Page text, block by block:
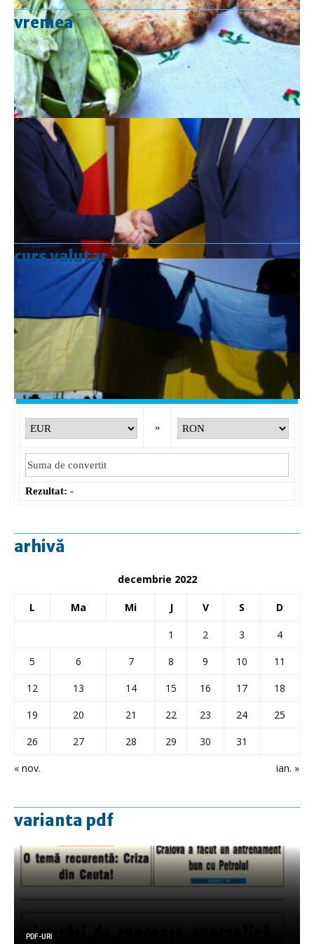
vremea
curs valutar
Curs valutar: 07 Aug 2026
EUR: 5,2554 RON
+0,0041 ▲
USD: 4,5584 RON
+0,0077 ▲
CHF
: 5,6244 RON
+0,0023 ▲
GBP
+0,0041 ▲
Convertor valutar
»
Rezultat: -
arhivă
decembrie 2022
L Ma Mi J V S D
« nov. ian. »
1 2 3
4
5
6 7 8 9 10
11
12
13 14 15 16 17
18
19
20 21 22 23 24
25
26
27 28 29 30 31
varianta pdf
PDF-URI
PDF-URI
PDF-URI
PDF-URI
PDF-URI